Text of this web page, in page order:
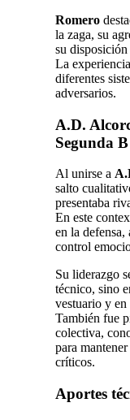
Romero
la zaga, su
su
La
diferentes
adversarios.
A.D.
Segunda B
Al unirse a
salto
presentaba
En este
en la
control
Su liderazgo
técnico, sino
vestuario y
También fue
colectiva,
para
críticos.
Aportes